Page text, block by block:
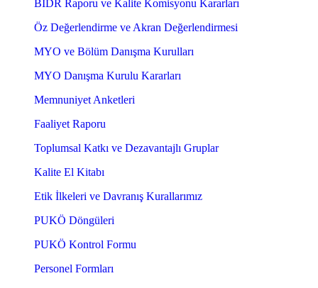
BİDR Raporu ve Kalite Komisyonu Kararları
Öz Değerlendirme ve Akran Değerlendirmesi
MYO ve Bölüm Danışma Kurulları
MYO Danışma Kurulu Kararları
Memnuniyet Anketleri
Faaliyet Raporu
Toplumsal Katkı ve Dezavantajlı Gruplar
Kalite El Kitabı
Etik İlkeleri ve Davranış Kurallarımız
PUKÖ Döngüleri
PUKÖ Kontrol Formu
Personel Formları